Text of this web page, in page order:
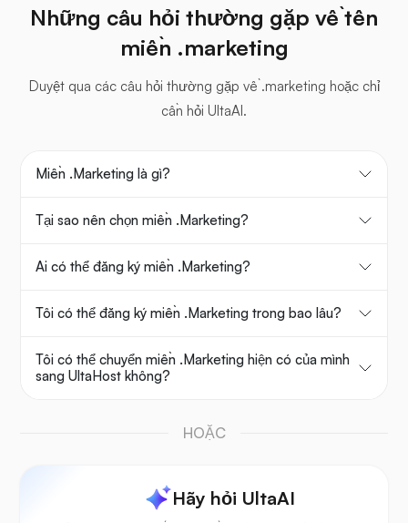
Những câu hỏi thường gặp về tên
miền .marketing
Duyệt qua các câu hỏi thường gặp về .marketing hoặc chỉ
cần hỏi UltaAI.
Miền .Marketing là gì?
Tại sao nên chọn miền .Marketing?
Ai có thể đăng ký miền .Marketing?
Tôi có thể đăng ký miền .Marketing trong bao lâu?
Tôi có thể chuyển miền .Marketing hiện có của mình
sang UltaHost không?
HOẶC
Hãy hỏi UltaAI